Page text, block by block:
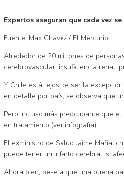
Expertos aseguran que cada vez
Fuente: Max Chávez / El Mercurio
Alrededor de 20 millones de
cerebrovascular, insuficiencia renal,
Y Chile está lejos de ser la
en detalle por país, se observa que
Pero incluso más preocupante que
en tratamiento (ver infografía).
El exministro de Salud Jaime
puede tener un infarto cerebral; si
Ahora bien, pese a que una buena